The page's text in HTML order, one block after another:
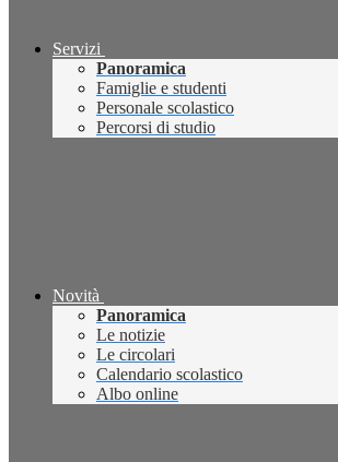
Servizi
Panoramica
Famiglie e studenti
Personale scolastico
Percorsi di studio
Novità
Panoramica
Le notizie
Le circolari
Calendario scolastico
Albo online